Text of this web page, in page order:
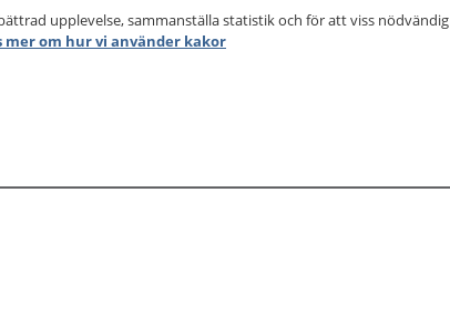
upplevelse, sammanställa statistik och för att viss nödvändig
mer om hur vi använder kakor